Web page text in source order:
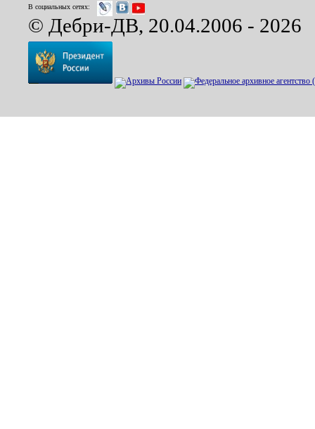
В социальных сетях:
© Дебри-ДВ, 20.04.2006 - 2026